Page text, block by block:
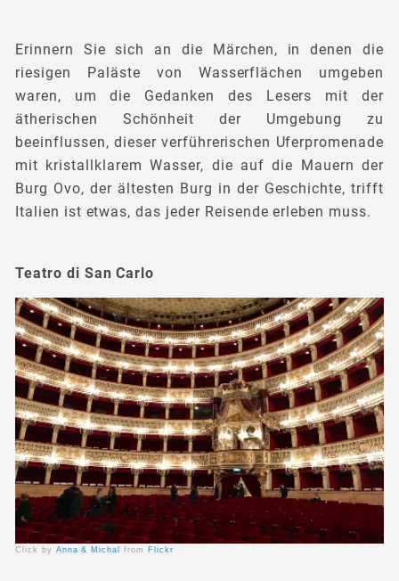
Erinnern Sie sich an die Märchen, in denen die
riesigen Paläste von Wasserflächen umgeben
waren, um die Gedanken des Lesers mit der
ätherischen Schönheit der Umgebung zu
beeinflussen, dieser verführerischen Uferpromenade
mit kristallklarem Wasser, die auf die Mauern der
Burg Ovo, der ältesten Burg in der Geschichte, trifft
Italien ist etwas, das jeder Reisende erleben muss.
Click by Anna & Michal from Flickr
Teatro di San Carlo